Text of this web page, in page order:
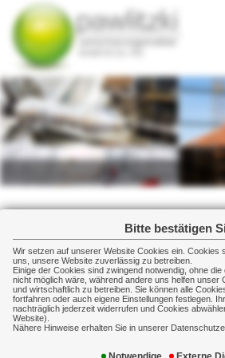
Bitte bestätigen
Wir setzen auf unserer Website Cookies ein. Cookies
uns, unsere Website zuverlässig zu betreiben.
Einige der Cookies sind zwingend notwendig, ohne
nicht möglich wäre, während andere uns helfen unser
und wirtschaftlich zu betreiben. Sie können alle
fortfahren oder auch eigene Einstellungen festlegen.
nachträglich jederzeit widerrufen und Cookies
Website).
Nähere Hinweise erhalten Sie in unserer
Home
Sachversicherung für Ihre
Damit die Feuerversicherung im
es um Ihre Existenz geht.
Wir unterstützen Sie bei der
Versicherungswerts - damit